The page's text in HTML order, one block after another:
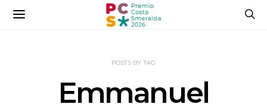
POSTS BY TAG
Emmanuel